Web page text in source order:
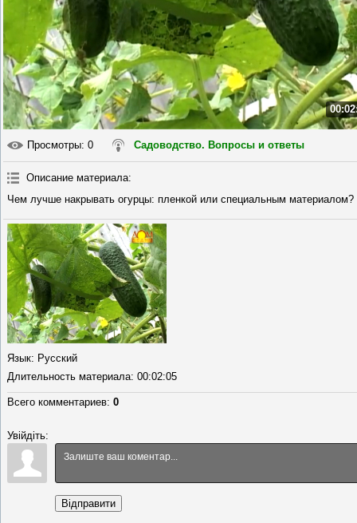
Просмотры: 0 Садоводство. Вопросы и ответы
Описание материала:
Чем лучше накрывать огурцы: пленкой или специальным материалом?
Язык: Русский
Длительность материала: 00:02:05
Всего комментариев: 0
Увійдіть:
Відправити